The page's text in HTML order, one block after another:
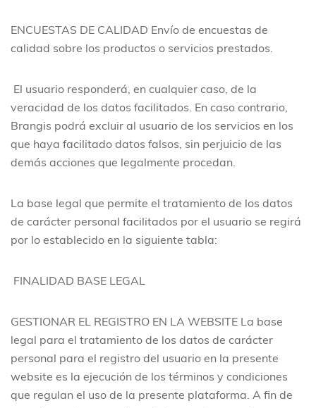
ENCUESTAS DE CALIDAD Envío de encuestas de
calidad sobre los productos o servicios prestados.
El usuario responderá, en cualquier caso, de la
veracidad de los datos facilitados. En caso contrario,
Brangis podrá excluir al usuario de los servicios en los
que haya facilitado datos falsos, sin perjuicio de las
demás acciones que legalmente procedan.
La base legal que permite el tratamiento de los datos
de carácter personal facilitados por el usuario se regirá
por lo establecido en la siguiente tabla:
FINALIDAD BASE LEGAL
GESTIONAR EL REGISTRO EN LA WEBSITE La base
legal para el tratamiento de los datos de carácter
personal para el registro del usuario en la presente
website es la ejecución de los términos y condiciones
que regulan el uso de la presente plataforma. A fin de